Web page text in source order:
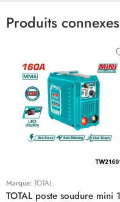
Produits connexes
Marque: TOTAL